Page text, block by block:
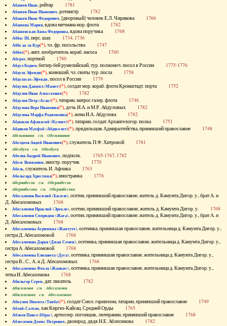
Абашев Иван, рейтар 1781
Абашев Иван Иванович, ротмистр 1782
Абашев Иван Федорович, [дворовый] человек Е.Л. Чирикова 1766
Абашева Мария, вдова мичмана мор. флота 1782
Абашевская Анна Федоровна, вдова поручика 1768
Аббас III, перс. шах 1734, 1736
Аббе де ла Кур(*), чл. фр. посольства 1747
Аббот(*), англ. изобретатель кораб. насоса 1760
Абграт, портной 1780
Абдул Керим, беглер-бей румелийский, тур. полномоч. посол в России 1775-1776
Абдула Эфенди(*), конюший, чл. свиты тур. посла 1758
Абдуласах-Эфенди, посол в России 1779
Абдулов Даниил (Мамет)(*), солдат мор. кораб. флота Кронштадт. порта 1752
Абдулов Иван Алексеевич(*) 1782
Абдулов Петр (Асак)(*), татарин, матрос галер. флота 1746
Абдулова Вера Ивановна(*), дочь И.А. и М.Р. Абдуловых 1782
Абдулова Марфа Родионовна(*), жена И.А. Абдулова 1782
Абдыков Афанасий (Кулмет)(*), татарин, солдат Архангелогор. полка 1751
Абдяков Матфей (Абдяселет)(*), прядильщик Адмиралтейства, принявший православие 1748
Абезьянинов см. Обезьянинов
Абелдеев Авдей Иванович(*), служитель П.Ф. Хитровой 1781
Абелдуев см. Оболдуев
Абелов Андрей Иванович, подполк. 1765-1767, 1782
Абелс Вениамин, иностр. поручик 1770
Абель, служитель И. Афлика 1763
Абельгард Христина(*), иностранка 1776
Абернибесов см. Обернибесов
Абернибесова см. Обернибесова
Абесаломов Василий (Басиле), осетин, принявший православие, житель д. Камумта Дигор. у., брат А. и
Д. Абесаломовых 1768
Абесаломов Ираклий (Эрекле), осетин, принявший православие, житель д. Камумта Дигор. у. 1768
Абесаломов Спиридон (Жага), осетин, принявший православие, житель д. Камумта Дигор. у., брат А. и
Д. Абесаломовых 1768
Абесаломова Агрипина (Жантуте), осетинка, принявшая православие, жительница д. Камумта Дигор. у.,
сестра Д. Абесаломовой 1768
Абесаломова Дарья (Джан Семен), осетинка, принявшая православие, жительница д. Камумта Дигор. у.,
сестра А. Абесаломовой 1768
Абесаломова Елизавета (Дуга), осетинка, принявшая православие, жительница д. Камумта Дигор. у.,
сестра В., С., А. и Д. Абесаломовых 1768
Абесаломова Фекла (Жамкис), осетинка, принявшая православие, жительница д. Камумта Дигор. у.,
тетка И. Абесаломова 1768
Абильгор Серен, дат. писатель 1782
Абисаломов см. Абесаломов
Абисаломова см. Абесаломова
Абкузин Никита (Танба)(*), солдат Смол. гарнизона, татарин, принявший православие 1749
Аблай-Салтан, хан Киргиз-Кайсац. Средней Орды 1765
Аблеев Павел (Юрас), артиллер. погонщик, лютеранин, принявший православие 1768
Аблесимов Денис Петрович, двоюрод. дядя Н.Е. Аблесимова 1782